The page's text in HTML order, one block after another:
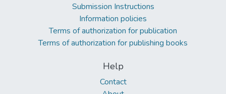
Submission Instructions
Information policies
Terms of authorization for publication
Terms of authorization for publishing books
Help
Contact